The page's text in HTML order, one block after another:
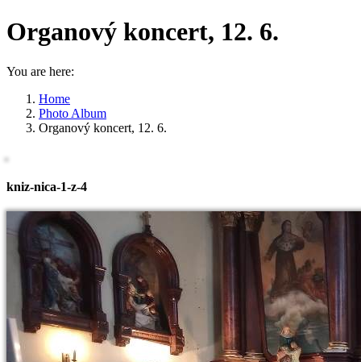
Organový koncert, 12. 6.
You are here:
Home
Photo Album
Organový koncert, 12. 6.
kniz-nica-1-z-4